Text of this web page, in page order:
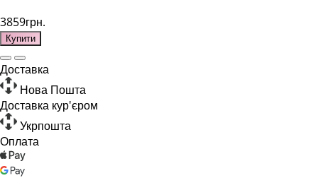
3859грн.
Купити
Доставка
Нова Пошта
Доставка кур'єром
Укрпошта
Оплата